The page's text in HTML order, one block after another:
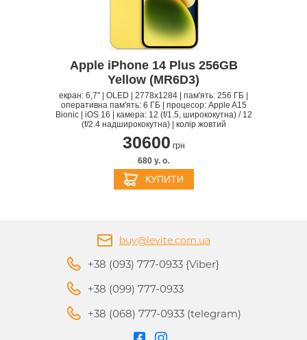
Apple iPhone 14 Plus 256GB
Yellow (MR6D3)
екран: 6,7" | OLED | 2778x1284 | пам'ять: 256 ГБ |
оперативна пам'ять: 6 ГБ | процесор: Apple A15
Bionic | iOS 16 | камера: 12 (f/1.5, ширококутна) / 12
(f/2.4 надширококутна) | колір жовтий
30600 грн
680 y. о.
КУПИТИ
buy@levite.com.ua
+38 (093) 777-0933 {Viber}
+38 (099) 777-0933
+38 (068) 777-0933 (telegram)